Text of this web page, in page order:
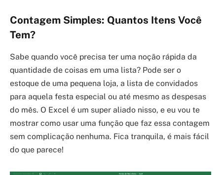
Contagem Simples: Quantos Itens Você
Tem?
Sabe quando você precisa ter uma noção rápida da
quantidade de coisas em uma lista? Pode ser o
estoque de uma pequena loja, a lista de convidados
para aquela festa especial ou até mesmo as despesas
do mês. O Excel é um super aliado nisso, e eu vou te
mostrar como usar uma função que faz essa contagem
sem complicação nenhuma. Fica tranquila, é mais fácil
do que parece!